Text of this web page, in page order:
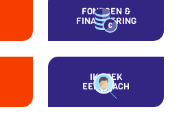
FONDSEN &
FINANCIERING
IK ZOEK
EEN COACH